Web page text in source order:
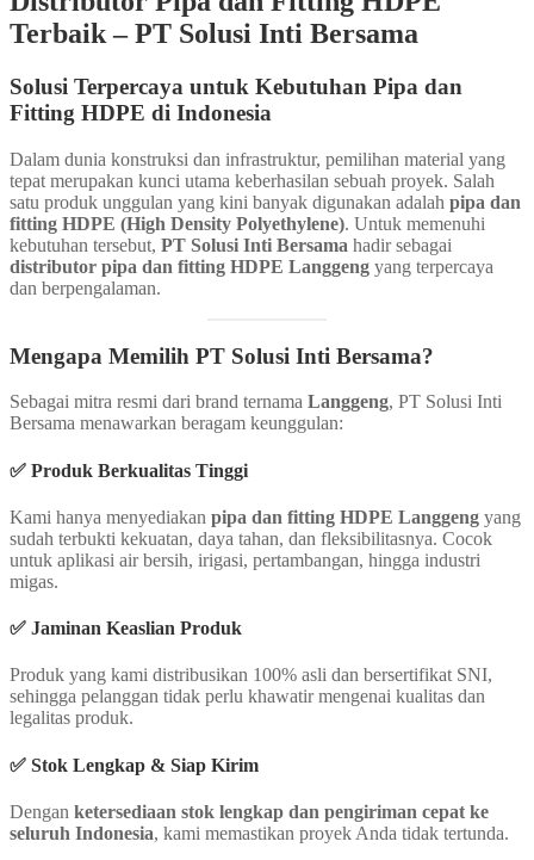
Terbaik – PT Solusi Inti Bersama
Solusi Terpercaya untuk Kebutuhan Pipa dan
Fitting HDPE di Indonesia
Dalam dunia konstruksi dan infrastruktur, pemilihan material yang
tepat merupakan kunci utama keberhasilan sebuah proyek. Salah
satu produk unggulan yang kini banyak digunakan adalah pipa dan
fitting HDPE (High Density Polyethylene). Untuk memenuhi
kebutuhan tersebut, PT Solusi Inti Bersama hadir sebagai
distributor pipa dan fitting HDPE Langgeng yang terpercaya
dan berpengalaman.
Mengapa Memilih PT Solusi Inti Bersama?
Sebagai mitra resmi dari brand ternama Langgeng, PT Solusi Inti
Bersama menawarkan beragam keunggulan:
✅ Produk Berkualitas Tinggi
Kami hanya menyediakan pipa dan fitting HDPE Langgeng yang
sudah terbukti kekuatan, daya tahan, dan fleksibilitasnya. Cocok
untuk aplikasi air bersih, irigasi, pertambangan, hingga industri
migas.
✅ Jaminan Keaslian Produk
Produk yang kami distribusikan 100% asli dan bersertifikat SNI,
sehingga pelanggan tidak perlu khawatir mengenai kualitas dan
legalitas produk.
✅ Stok Lengkap & Siap Kirim
Dengan ketersediaan stok lengkap dan pengiriman cepat ke
seluruh Indonesia, kami memastikan proyek Anda tidak tertunda.